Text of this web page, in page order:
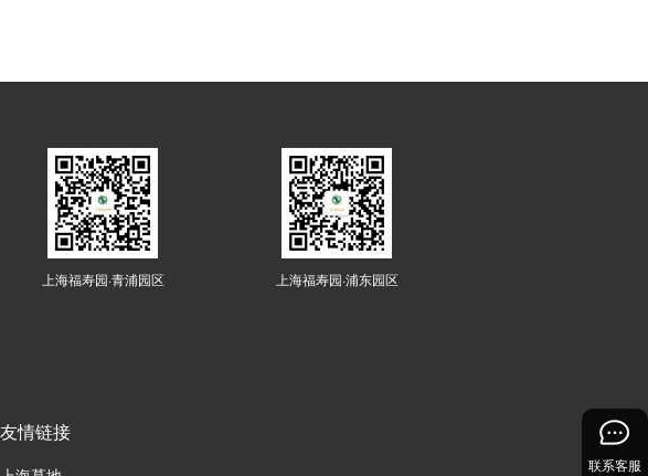
上海福寿园·青浦园区 上海福寿园·浦东园区
友情链接
联系客服